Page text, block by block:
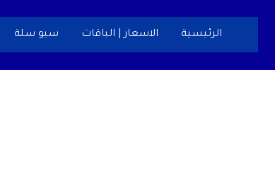
المحتوى
الرئيسية الاسعار | الباقات سيو سلة